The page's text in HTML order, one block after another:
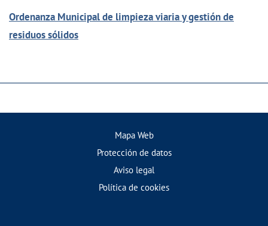
Ordenanza Municipal de limpieza viaria y gestión de
residuos sólidos
Mapa Web
Protección de datos
Aviso legal
Política de cookies